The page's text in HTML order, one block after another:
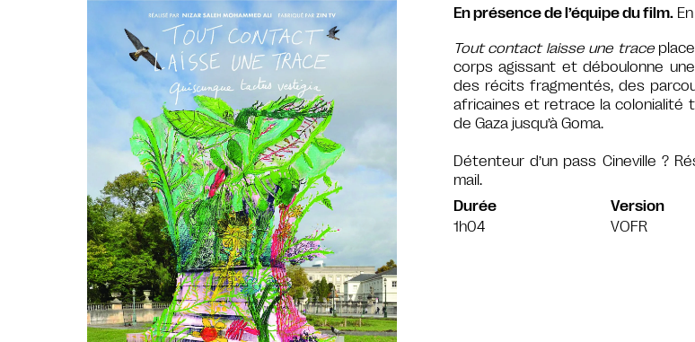
En présence de l’équipe du film.En
Tout contact laisse une trace
corps agissant et déboulonne
des récits fragmentés, des
africaines et retrace la colonialité
de Gaza jusqu’à Goma.
Détenteur d’un pass Cineville ?
mail.
Durée
1h04
Version
VOFR